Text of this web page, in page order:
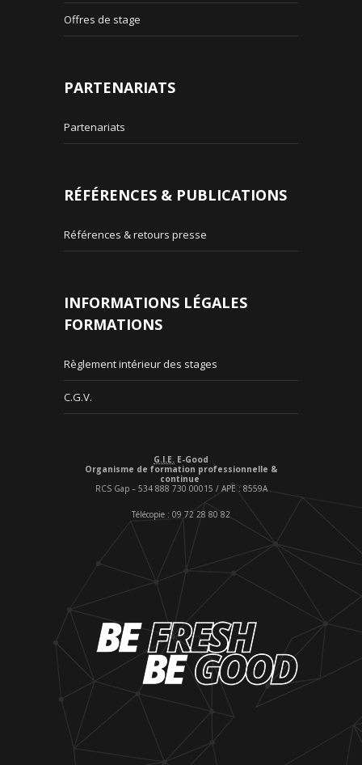
Offres de stage
PARTENARIATS
Partenariats
RÉFÉRENCES & PUBLICATIONS
Références & retours presse
INFORMATIONS LÉGALES
FORMATIONS
Règlement intérieur des stages
C.G.V.
G.I.E. E-Good
Organisme de formation professionnelle &
continue
RCS Gap – 534 888 730 00015 / APE : 8559A
Télécopie : 09 72 28 80 82